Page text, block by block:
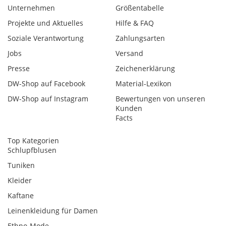
Unternehmen
Projekte und Aktuelles
Soziale Verantwortung
Jobs
Presse
DW-Shop auf Facebook
DW-Shop auf Instagram
Größentabelle
Hilfe & FAQ
Zahlungsarten
Versand
Zeichenerklärung
Material-Lexikon
Bewertungen von unseren
Kunden
Facts
Top Kategorien
Schlupfblusen
Tuniken
Kleider
Kaftane
Leinenkleidung für Damen